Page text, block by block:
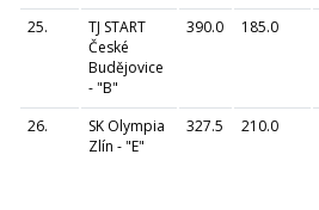
25.
TJ START
České
Budějovice
- "B"
390.0 185.0
26.
SK Olympia
Zlín - "E"
327.5 210.0